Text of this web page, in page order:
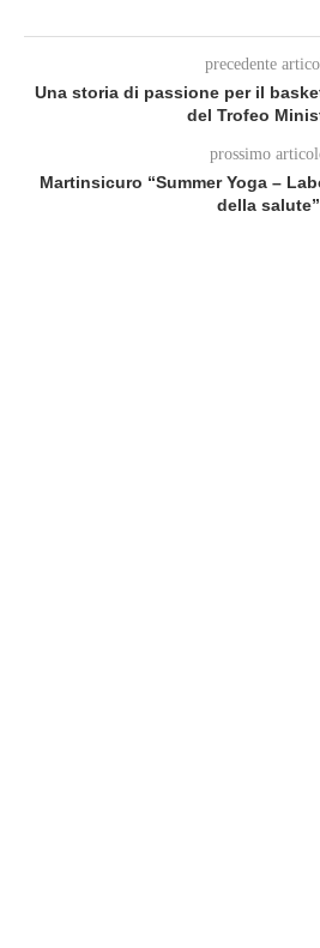
precedente
Una storia di passione per il
del Trofeo
prossimo
Martinsicuro “Summer Yoga –
della salute”